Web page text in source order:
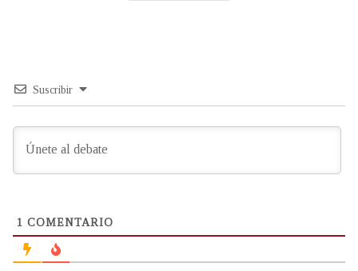
Suscribir
1 COMENTARIO